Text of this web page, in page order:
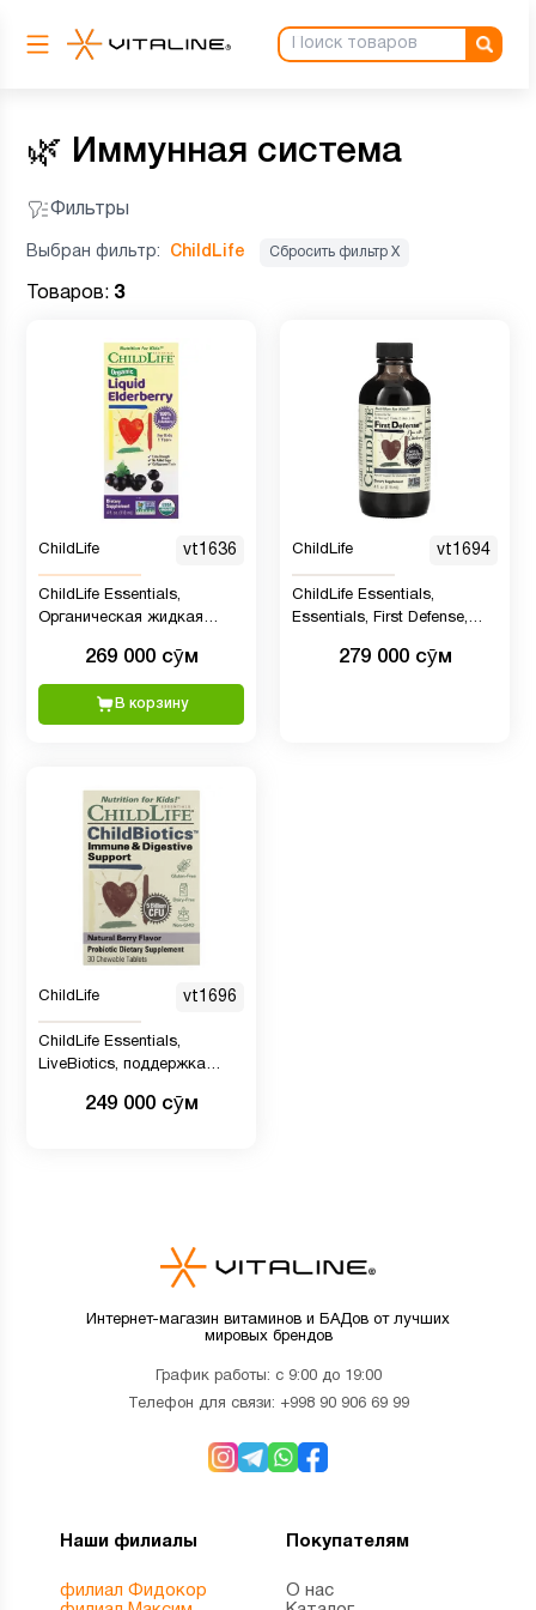
🌿 Иммунная система
Фильтры
Выбран фильтр: ChildLife Сбросить фильтр Х
Товаров: 3
ChildLife vt1636
ChildLife Essentials,
Органическая жидкая
269 000 сӯм
В корзину
ChildLife vt1694
ChildLife Essentials,
Essentials, First Defense,
иммунитета, 118 мл
279 000 сӯм
ChildLife vt1696
ChildLife Essentials,
LiveBiotics, поддержка
пищеварения, натуральный
249 000 сӯм
Интернет-магазин витаминов и БАДов от лучших
мировых брендов
График работы: с 9:00 до 19:00
Телефон для связи: +998 90 906 69 99
Наши филиалы
филиал Фидокор
Покупателям
О нас